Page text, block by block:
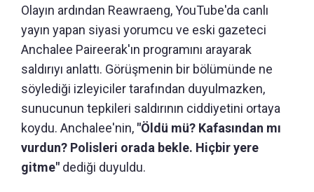
Olayın ardından Reawraeng, YouTube'da canlı
yayın yapan siyasi yorumcu ve eski gazeteci
Anchalee Paireerak'ın programını arayarak
saldırıyı anlattı. Görüşmenin bir bölümünde ne
söylediği izleyiciler tarafından duyulmazken,
sunucunun tepkileri saldırının ciddiyetini ortaya
koydu. Anchalee'nin, "Öldü mü? Kafasından mı
vurdun? Polisleri orada bekle. Hiçbir yere
gitme" dediği duyuldu.